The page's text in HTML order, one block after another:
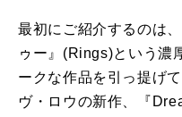
最初にご紹介するのは
ゥー』 (Rings)という濃
ークな作品を引っ提げ
ヴ・ロウの新作、『